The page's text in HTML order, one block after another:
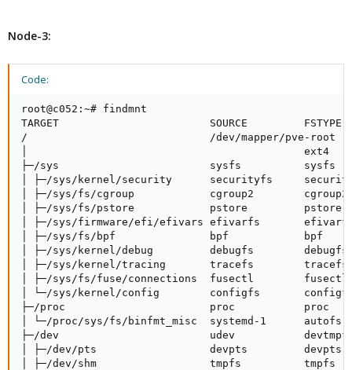
Node-3:
Code:
root@c052:~# findmnt
TARGET                        SOURCE         FSTYPE
/                             /dev/mapper/pve-root
│                                            ext4
├─/sys                        sysfs          sysfs
│ ├─/sys/kernel/security      securityfs
│ ├─/sys/fs/cgroup            cgroup2        cgroup2
│ ├─/sys/fs/pstore            pstore         pstore
│ ├─/sys/firmware/efi/efivars efivarfs       efivarfs
│ ├─/sys/fs/bpf               bpf            bpf
│ ├─/sys/kernel/debug         debugfs        debugfs
│ ├─/sys/kernel/tracing       tracefs        tracefs
│ ├─/sys/fs/fuse/connections  fusectl        fusectl
│ └─/sys/kernel/config        configfs       configfs
├─/proc                       proc           proc
│ └─/proc/sys/fs/binfmt_misc  systemd-1      autofs
├─/dev                        udev           devtmpfs
│ ├─/dev/pts                  devpts         devpts
│ ├─/dev/shm                  tmpfs          tmpfs